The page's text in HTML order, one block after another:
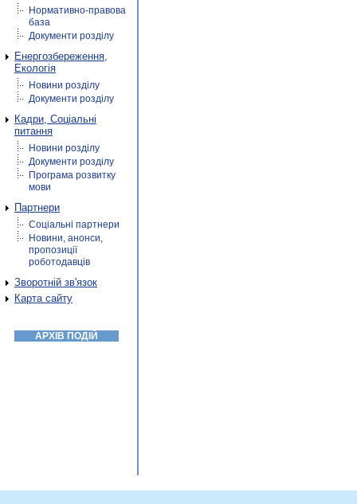
Нормативно-правова
база
Документи розділу
Енергозбереження,
Екологія
Новини розділу
Документи розділу
Кадри, Соціальні
питання
Новини розділу
Документи розділу
Програма розвитку
мови
Партнери
Соціальні партнери
Новини, анонси,
пропозиції
роботодавців
Зворотній зв'язок
Карта сайту
АРХІВ ПОДІЙ